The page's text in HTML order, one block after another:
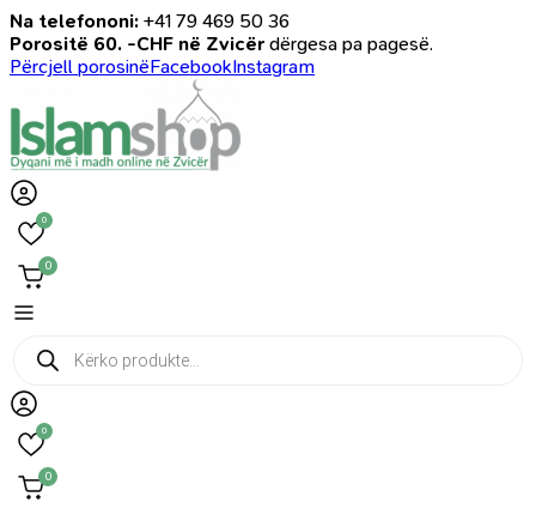
Na telefononi: +41 79 469 50 36
Porositë 60. -CHF në Zvicër dërgesa pa pagesë.
Përcjell porosinëFacebookInstagram
0
0
Products
search
0
0